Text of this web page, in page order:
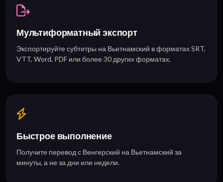
Мультиформатный экспорт
Экспортируйте субтитры на Вьетнамский в форматах SRT,
VTT, Word, PDF или более 30 других форматах.
Быстрое выполнение
Получите перевод с Венгерский на Вьетнамский за
минуты, а не за дни или недели.